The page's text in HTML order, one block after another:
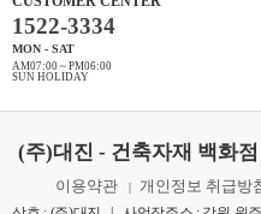
1522-3334
MON - SAT
AM07:00 ~ PM06:00
SUN HOLIDAY
(주)대진 - 건축자재 백화점
이용약관 개인정보 취급방